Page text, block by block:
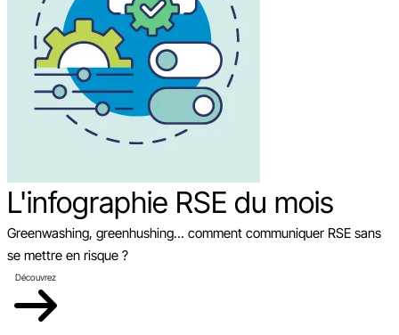
L'infographie RSE du mois
Greenwashing, greenhushing… comment communiquer RSE sans
se mettre en risque ?
Découvrez